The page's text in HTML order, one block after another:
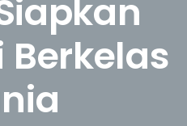
Berkelas